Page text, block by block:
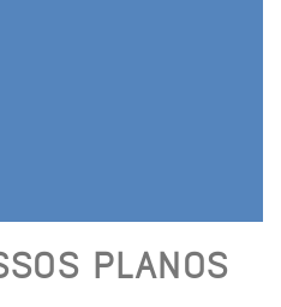
PLANOS